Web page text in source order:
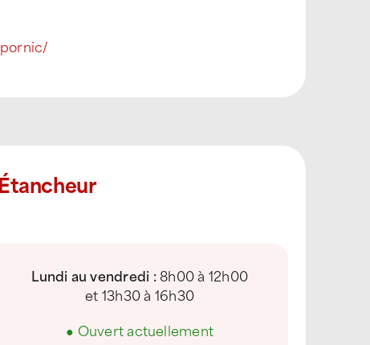
Lundi au vendredi :8h00 à 12h00
et 13h30 à 16h30
● Ouvert actuellement